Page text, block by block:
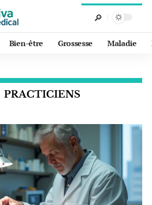
Bien-être Grossesse Maladie
PRACTICIENS